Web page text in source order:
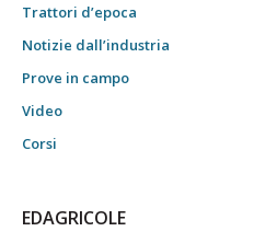
Trattori d’epoca
Notizie dall’industria
Prove in campo
Video
Corsi
EDAGRICOLE